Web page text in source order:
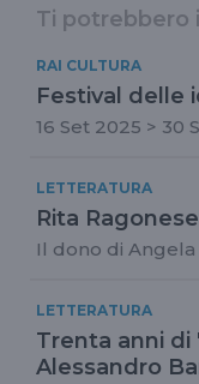
Ti potrebbero
RAI CULTURA
Festival delle
16 Set 2025 > 30
LETTERATURA
Rita
Il dono di Angela
LETTERATURA
Trenta anni di
Alessandro